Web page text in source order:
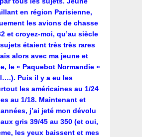
en région Parisienne,
les avions de chasse
et croyez-moi, qu’au siècle
étaient très très rares
alors avec ma jeune et
le « Paquebot Normandie »
Puis il y a eu les
les américaines au 1/24
au 1/18. Maintenant et
j’ai jeté mon dévolu
gris 39/45 au 350 (et oui,
les yeux baissent et mes